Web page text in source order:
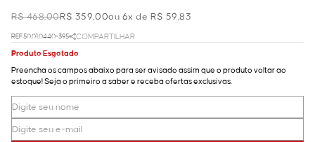
R$ 468,00R$ 359,00ou 6x de R$ 59,83
REF.50.01.0440-395
COMPARTILHAR
Produto Esgotado
Preencha os campos abaixo para ser avisado assim que o produto voltar ao
estoque! Seja o primeiro a saber e receba ofertas exclusivas.